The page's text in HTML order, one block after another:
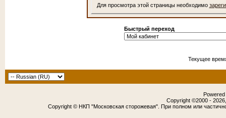
Для просмотра этой страницы необходимо
Быстрый переход
Текущее
Copyright ©2000 -
Copyright © НКП "Московская сторожевая". При полном или